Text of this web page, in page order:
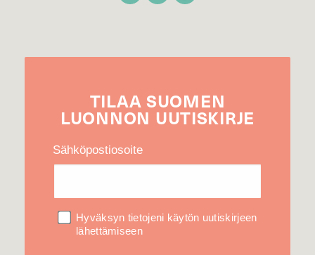
TILAA SUOMEN
LUONNON UUTIS­KIRJE
Sähköpostiosoite
Hyväksyn tietojeni käytön uutiskirjeen
lähettämiseen